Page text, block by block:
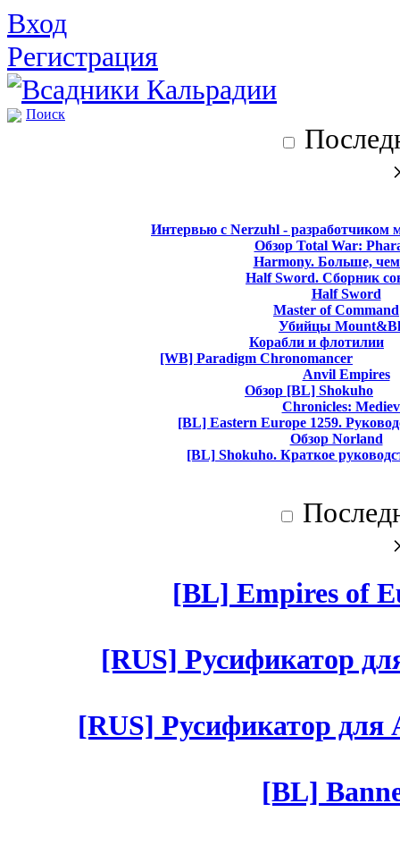
Вход
Регистрация
Поиск
Интервью с Nerzuhl - разработчиком
Обзор Total War:
Harmony. Больше,
Half Sword. Сборник
Half Sword
Master of Command
Убийцы
Корабли и флотилии
[WB] Paradigm Chronomancer
Anvil Empires
Обзор [BL] Shokuho
Chronicles:
[BL] Eastern Europe 1259.
Обзор Norland
[BL] Shokuho. Краткое
[BL] Empires of
[RUS] Русификатор
[RUS] Русификатор для
[BL]